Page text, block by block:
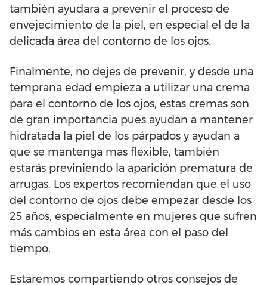
también ayudara a prevenir el proceso de
envejecimiento de la piel, en especial el de la
delicada área del contorno de los ojos.
Finalmente, no dejes de prevenir, y desde una
temprana edad empieza a utilizar una crema
para el contorno de los ojos, estas cremas son
de gran importancia pues ayudan a mantener
hidratada la piel de los párpados y ayudan a
que se mantenga mas flexible, también
estarás previniendo la aparición prematura de
arrugas. Los expertos recomiendan que el uso
del contorno de ojos debe empezar desde los
25 años, especialmente en mujeres que sufren
más cambios en esta área con el paso del
tiempo.
Estaremos compartiendo otros consejos de